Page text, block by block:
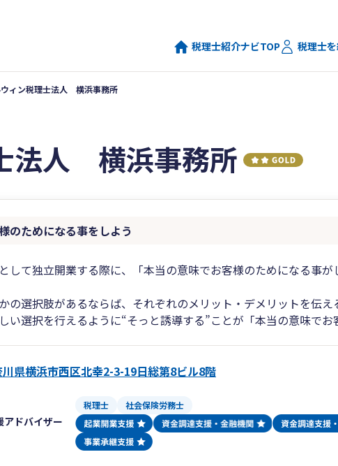
税理士紹介ナビTOP 税理士
ィン税理士法人 横浜事務所
法人 横浜事務所
のためになる事をしよう
して独立開業する際に、「本当の意味でお客様のためになる事
の選択肢があるならば、それぞれのメリット・デメリットを伝
い選択を行えるように“そっと誘導する”ことが「本当の意味で
県横浜市西区北幸2-3-19日総第8ビル8階
税理士 社会保険労務士
アドバイザー